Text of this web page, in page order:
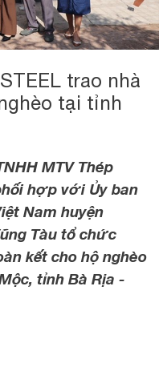
trao nhà
tại tỉnh
MTV Thép
hợp với Ủy ban
Nam huyện
Tàu tổ chức
kết cho hộ nghèo
tỉnh Bà Rịa -